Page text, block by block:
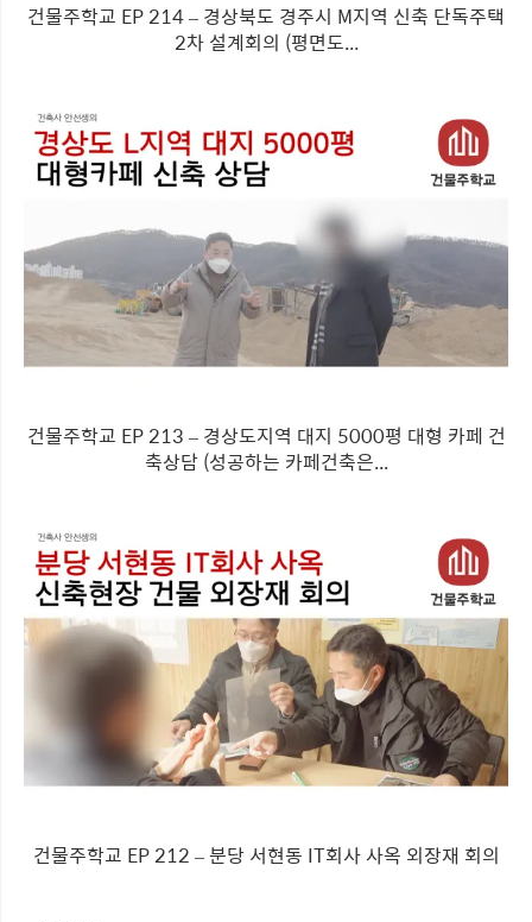
건물주학교 EP 214 – 경상북도 경주시 M지역 신축 단독주택
2차 설계회의 (평면도...
건물주학교 EP 213 – 경상도지역 대지 5000평 대형 카페 건
축상담 (성공하는 카페건축은...
건물주학교 EP 212 – 분당 서현동 IT회사 사옥 외장재 회의